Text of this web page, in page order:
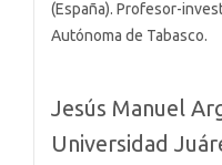
(España). Profesor-
Autónoma de Tabasco.
Jesús Manuel
Universidad